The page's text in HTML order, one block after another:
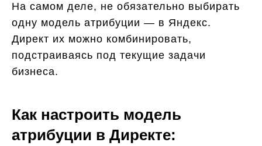
На самом деле, не обязательно выбирать
одну модель атрибуции — в Яндекс.
Директ их можно комбинировать,
подстраиваясь под текущие задачи
бизнеса.
Как настроить модель
атрибуции в Директе: